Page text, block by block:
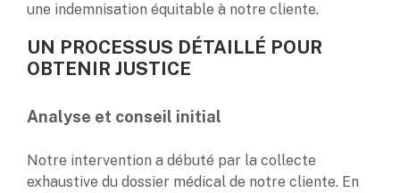
une indemnisation équitable à notre cliente.
UN PROCESSUS DÉTAILLÉ POUR
OBTENIR JUSTICE
Analyse et conseil initial
Notre intervention a débuté par la collecte
exhaustive du dossier médical de notre cliente. En